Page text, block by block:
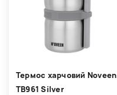
Термос харчовий Noveen
TB961 Silver